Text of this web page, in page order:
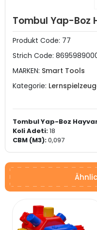
Tombul Yap-Boz
Produkt Code: 77
Strich Code:
MARKEN: Smart Tools
Kategorie:
Tombul Yap-Boz
Koli Adeti:18
CBM (M3):0,097